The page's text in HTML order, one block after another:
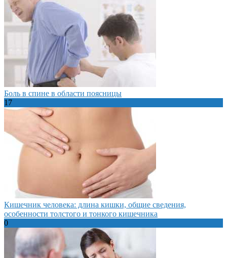
Боль в спине в области поясницы
17
Кишечник человека: длина кишки, общие сведения,
особенности толстого и тонкого кишечника
0